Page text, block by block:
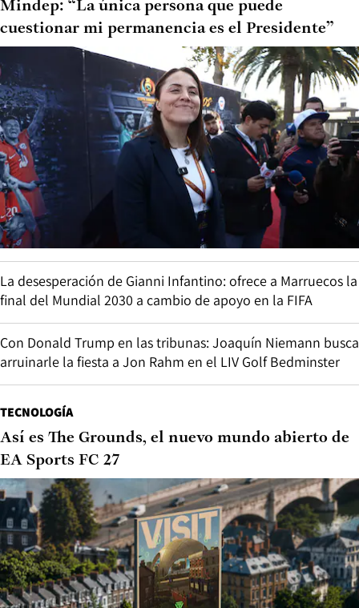
Mindep: “La única persona que puede
cuestionar mi permanencia es el Presidente”
La desesperación de Gianni Infantino: ofrece a Marruecos la
final del Mundial 2030 a cambio de apoyo en la FIFA
Con Donald Trump en las tribunas: Joaquín Niemann busca
arruinarle la fiesta a Jon Rahm en el LIV Golf Bedminster
TECNOLOGÍA
Así es The Grounds, el nuevo mundo abierto de
EA Sports FC 27